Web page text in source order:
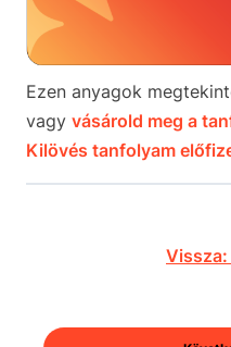
Ezen anyagok
vagy vásárold meg a
Kilövés tanfolyam